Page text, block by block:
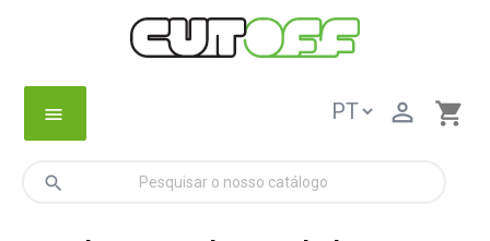
menu shopping_cart

search